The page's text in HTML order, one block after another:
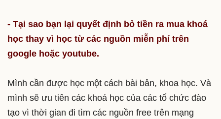
- Tại sao bạn lại quyết định bỏ tiền ra mua khoá
học thay vì học từ các nguồn miễn phí trên
google hoặc youtube.
Mình cần được học một cách bài bản, khoa học. Và
mình sẽ ưu tiên các khoá học của các tổ chức đào
tạo vì thời gian đi tìm các nguồn free trên mạng